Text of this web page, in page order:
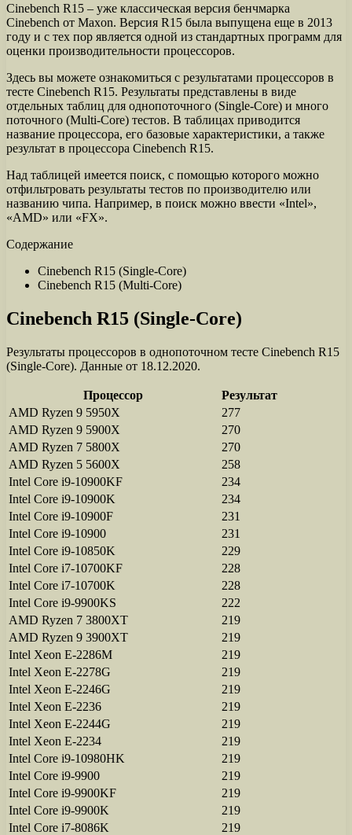
Cinebench R15 – уже классическая версия бенчмарка
Cinebench от Maxon. Версия R15 была выпущена еще в 2013
году и с тех пор является одной из стандартных программ для
оценки производительности процессоров.
Здесь вы можете ознакомиться с результатами процессоров в
тесте Cinebench R15. Результаты представлены в виде
отдельных таблиц для однопоточного (Single-Core) и много
поточного (Multi-Core) тестов. В таблицах приводится
название процессора, его базовые характеристики, а также
результат в процессора Cinebench R15.
Над таблицей имеется поиск, с помощью которого можно
отфильтровать результаты тестов по производителю или
названию чипа. Например, в поиск можно ввести «Intel»,
«AMD» или «FX».
Содержание
Cinebench R15 (Single-Core)
Cinebench R15 (Multi-Core)
Cinebench R15 (Single-Core)
Результаты процессоров в однопоточном тесте Cinebench R15
(Single-Core). Данные от 18.12.2020.
Процессор
Результат
AMD Ryzen 9 5950X
277
AMD Ryzen 9 5900X
270
AMD Ryzen 7 5800X
270
AMD Ryzen 5 5600X
258
Intel Core i9-10900KF
234
Intel Core i9-10900K
234
Intel Core i9-10900F
231
Intel Core i9-10900
231
Intel Core i9-10850K
229
Intel Core i7-10700KF
228
Intel Core i7-10700K
228
Intel Core i9-9900KS
222
AMD Ryzen 7 3800XT
219
AMD Ryzen 9 3900XT
219
Intel Xeon E-2286M
219
Intel Xeon E-2278G
219
Intel Xeon E-2246G
219
Intel Xeon E-2236
219
Intel Xeon E-2244G
219
Intel Xeon E-2234
219
Intel Core i9-10980HK
219
Intel Core i9-9900
219
Intel Core i9-9900KF
219
Intel Core i9-9900K
219
Intel Core i7-8086K
219